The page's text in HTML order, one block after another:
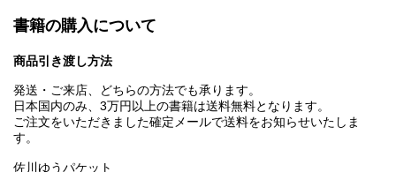
書籍の購入について
商品引き渡し方法
発送・ご来店、どちらの方法でも承ります。
日本国内のみ、3万円以上の書籍は送料無料となります。
ご注文をいただきました確定メールで送料をお知らせいたしま
す。
佐川ゆうパケット